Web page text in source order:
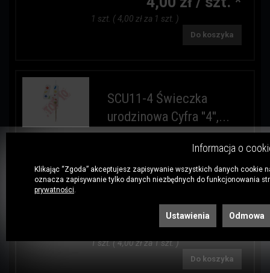
1 szt. ( 4,00 zł za 1 szt. )
Do koszyka
SCU11-4 Świeczka
urodzinowa Cyfra ''4'',...
Świeczka urodzinowa Cyfra 4 w
drewnianym patyczku, wysokość
cyfry ok. 5.5 cm, wysokość
4,00 zł / szt. *
1 szt. ( 4,00 zł za 1 szt. )
Do koszyka
Informacja o
Klikając “Zgoda” akceptujesz zapisywanie wszystkich danych cookie
oznacza zapisywanie tylko danych niezbędnych do funkcjonowania
prywatności.
Ustawienia Odmowa